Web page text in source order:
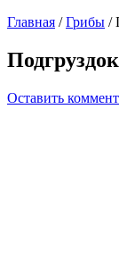
Главная / Грибы /
Оставить